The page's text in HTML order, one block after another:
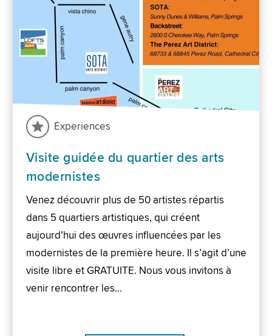
Experiences
Visite guidée du quartier des arts
modernistes
Venez découvrir plus de 50 artistes répartis
dans 5 quartiers artistiques, qui créent
aujourd’hui des œuvres influencées par les
modernistes de la première heure. Il s’agit d’une
visite libre et GRATUITE. Nous vous invitons à
venir rencontrer les…